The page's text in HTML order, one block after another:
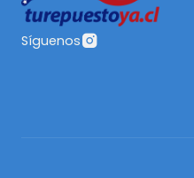
Síguenos